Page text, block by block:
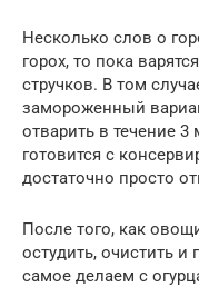
Несколько слов о
горох, то пока
стручков. В том
замороженный
отварить в течение
готовится с
достаточно просто
После того, как
остудить, очистить
самое делаем с